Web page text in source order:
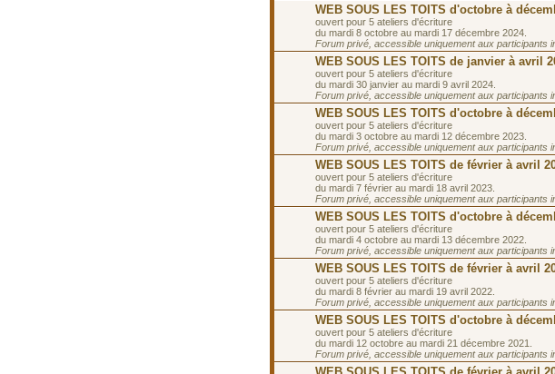
WEB SOUS LES TOITS d'octobre à
ouvert pour 5 ateliers d'écriture
du mardi 8 octobre au mardi 17 décembre 2024.
Forum privé, accessible uniquement aux participants
WEB SOUS LES TOITS de janvier à avril
ouvert pour 5 ateliers d'écriture
du mardi 30 janvier au mardi 9 avril 2024.
Forum privé, accessible uniquement aux participants
WEB SOUS LES TOITS d'octobre à
ouvert pour 5 ateliers d'écriture
du mardi 3 octobre au mardi 12 décembre 2023.
Forum privé, accessible uniquement aux participants
WEB SOUS LES TOITS de février à avril
ouvert pour 5 ateliers d'écriture
du mardi 7 février au mardi 18 avril 2023.
Forum privé, accessible uniquement aux participants
WEB SOUS LES TOITS d'octobre à
ouvert pour 5 ateliers d'écriture
du mardi 4 octobre au mardi 13 décembre 2022.
Forum privé, accessible uniquement aux participants
WEB SOUS LES TOITS de février à avril
ouvert pour 5 ateliers d'écriture
du mardi 8 février au mardi 19 avril 2022.
Forum privé, accessible uniquement aux participants
WEB SOUS LES TOITS d'octobre à
ouvert pour 5 ateliers d'écriture
du mardi 12 octobre au mardi 21 décembre 2021.
Forum privé, accessible uniquement aux participants